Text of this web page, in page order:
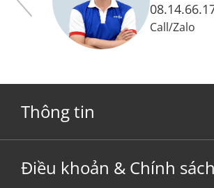
Call/Zalo
Thông tin
Điều khoản & Chính sách